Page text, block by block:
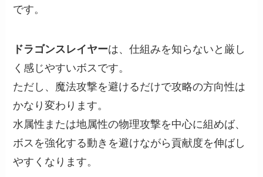
です。
ドラゴンスレイヤーは、仕組みを知らないと厳し
く感じやすいボスです。
ただし、魔法攻撃を避けるだけで攻略の方向性は
かなり変わります。
水属性または地属性の物理攻撃を中心に組めば、
ボスを強化する動きを避けながら貢献度を伸ばし
やすくなります。